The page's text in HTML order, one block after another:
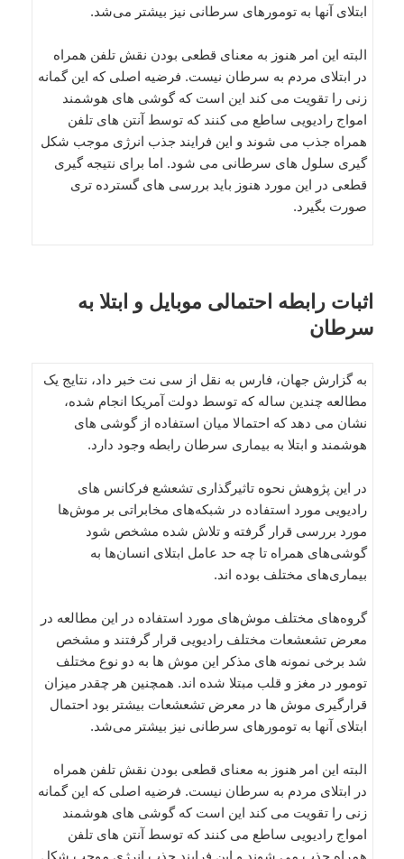
ابتلای آنها به تومورهای سرطانی نیز بیشتر می‌شد.
البته این امر هنوز به معنای قطعی بودن نقش تلفن همراه
در ابتلای مردم به سرطان نیست. فرضیه اصلی که این گمانه
زنی را تقویت می کند این است که گوشی های هوشمند
امواج رادیویی ساطع می کنند که توسط آنتن های تلفن
همراه جذب می شوند و این فرایند جذب انرژی موجب شکل
گیری سلول های سرطانی می شود. اما برای نتیجه گیری
قطعی در این مورد هنوز باید بررسی های گسترده تری
صورت بگیرد.
اثبات رابطه احتمالی موبایل و ابتلا به
سرطان
به گزارش جهان، فارس به نقل از سی نت خبر داد، نتایج یک
مطالعه چندین ساله که توسط دولت آمریکا انجام شده،
نشان می دهد که احتمالا میان استفاده از گوشی های
هوشمند و ابتلا به بیماری سرطان رابطه وجود دارد.
در این پژوهش نحوه تاثیرگذاری تشعشع فرکانس های
رادیویی مورد استفاده در شبکه‌های مخابراتی بر موش‌ها
مورد بررسی قرار گرفته و تلاش شده مشخص شود
گوشی‌های همراه تا چه حد عامل ابتلای انسان‌ها به
بیماری‌های مختلف بوده اند.
گروه‌های مختلف موش‌های مورد استفاده در این مطالعه در
معرض تشعشعات مختلف رادیویی قرار گرفتند و مشخص
شد برخی نمونه های مذکر این موش ها به دو نوع مختلف
تومور در مغز و قلب مبتلا شده اند. همچنین هر چقدر میزان
قرارگیری موش ها در معرض تشعشعات بیشتر بود احتمال
ابتلای آنها به تومورهای سرطانی نیز بیشتر می‌شد.
البته این امر هنوز به معنای قطعی بودن نقش تلفن همراه
در ابتلای مردم به سرطان نیست. فرضیه اصلی که این گمانه
زنی را تقویت می کند این است که گوشی های هوشمند
امواج رادیویی ساطع می کنند که توسط آنتن های تلفن
همراه جذب می شوند و این فرایند جذب انرژی موجب شکل